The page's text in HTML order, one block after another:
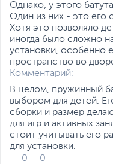
Однако, у этого
Один из них - это его
Хотя это позволяло
иногда было сложно
установки, особенно
пространство во
Комментарий:
В целом, пружинный
выбором для детей.
сборки и размер
для игр и активных
стоит учитывать его
для установки.
0
0